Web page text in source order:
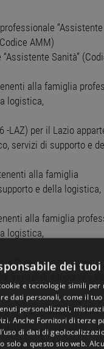
“Assistente
AMM)
Sanità”
alla famiglia
logistica,
-LAZ) per il Lazio
servizi di supporto e
alla famiglia
e della logistica,
alla famiglia
logistica,
per il Lazio
servizi di supporto e
ed elettromeccanici
informatico,
dei
e tecnologie simili
dati personali, come il
personalizzati,
Anche Fornitori di terze
di dati di
solo a questo sito web.